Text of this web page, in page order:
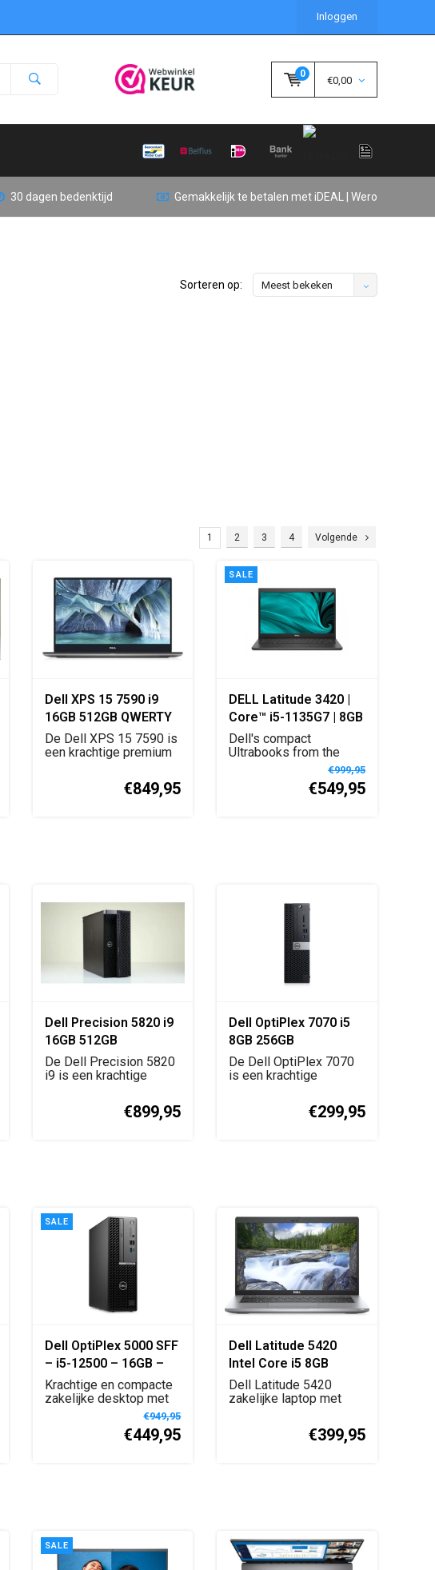
Inloggen
0
€0,00
30 dagen bedenktijd Gemakkelijk te betalen met iDEAL | Wero
Sorteren op: Meest bekeken
1 2 3 4 Volgende
Dell XPS 15 7590 i9
16GB 512GB QWERTY
De Dell XPS 15 7590 is
een krachtige premium
€849,95
SALE
DELL Latitude 3420 |
Core™ i5-1135G7 | 8GB
| 256GB SSD | 14" FHD |
Black | W11 Pro |
Dell's compact
Ultrabooks from the
3000 series offer top-
€999,95
€549,95
Dell Precision 5820 i9
16GB 512GB
Workstation
De Dell Precision 5820
i9 is een krachtige
€899,95
Dell OptiPlex 7070 i5
8GB 256GB
De Dell OptiPlex 7070
is een krachtige
€299,95
SALE
Dell OptiPlex 5000 SFF
– i5-12500 – 16GB –
512GB SSD – Windows
10 Pro
Krachtige en compacte
zakelijke desktop met
€949,95
€449,95
Dell Latitude 5420
Intel Core i5 8GB
256GB SSD Spaans
QWERTY
Dell Latitude 5420
zakelijke laptop met
€399,95
SALE